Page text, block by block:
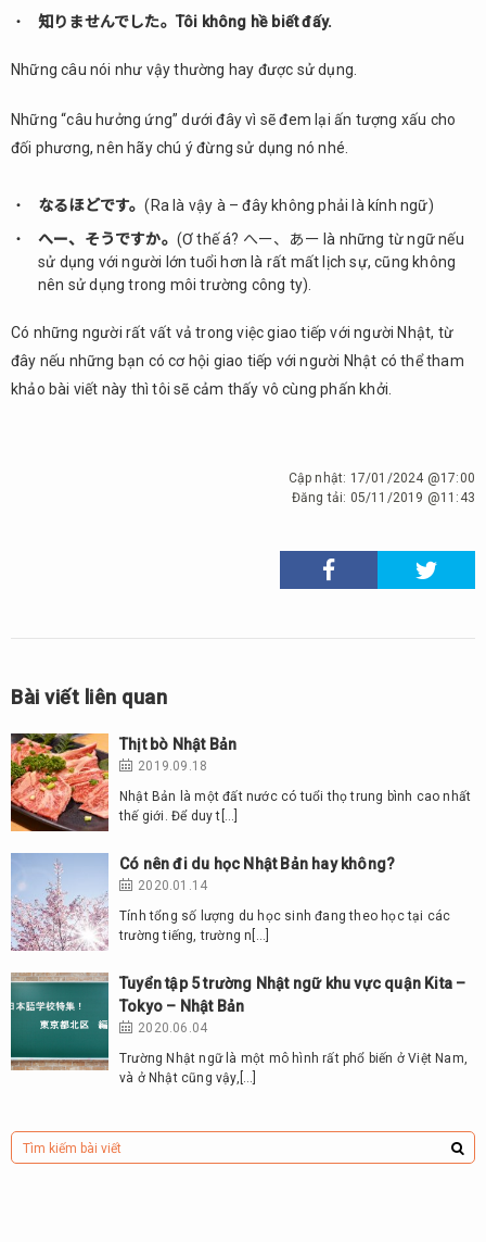
知りませんでした。Tôi không hề biết đấy.
Những câu nói như vậy thường hay được sử dụng.
Những “câu hưởng ứng” dưới đây vì sẽ đem lại ấn tượng xấu cho
đối phương, nên hãy chú ý đừng sử dụng nó nhé.
なるほどです。(Ra là vậy à – đây không phải là kính ngữ)
へー、そうですか。 (Ơ thế á? へー、あー là những từ ngữ nếu
sử dụng với người lớn tuổi hơn là rất mất lịch sự, cũng không
nên sử dụng trong môi trường công ty).
Có những người rất vất vả trong việc giao tiếp với người Nhật, từ
đây nếu những bạn có cơ hội giao tiếp với người Nhật có thể tham
khảo bài viết này thì tôi sẽ cảm thấy vô cùng phấn khởi.
Cập nhật: 17/01/2024 @17:00
Đăng tải: 05/11/2019 @11:43
Bài viết liên quan
Thịt bò Nhật Bản
2019.09.18
Nhật Bản là một đất nước có tuổi thọ trung bình cao nhất
thế giới. Để duy t[…]
Có nên đi du học Nhật Bản hay không?
2020.01.14
Tính tổng số lượng du học sinh đang theo học tại các
trường tiếng, trường n[…]
Tuyển tập 5 trường Nhật ngữ khu vực quận Kita –
Tokyo – Nhật Bản
2020.06.04
Trường Nhật ngữ là một mô hình rất phổ biến ở Việt Nam,
và ở Nhật cũng vậy,[…]